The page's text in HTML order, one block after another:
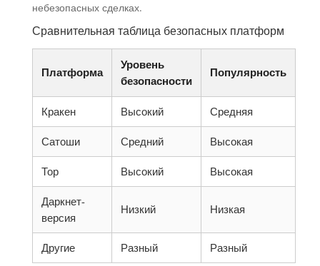
небезопасных сделках.
Сравнительная таблица безопасных платформ
Платформа
Уровень
безопасности
Популярность
Кракен Высокий Средняя
Сатоши Средний Высокая
Тор Высокий Высокая
Даркнет-
версия
Низкий Низкая
Другие Разный Разный